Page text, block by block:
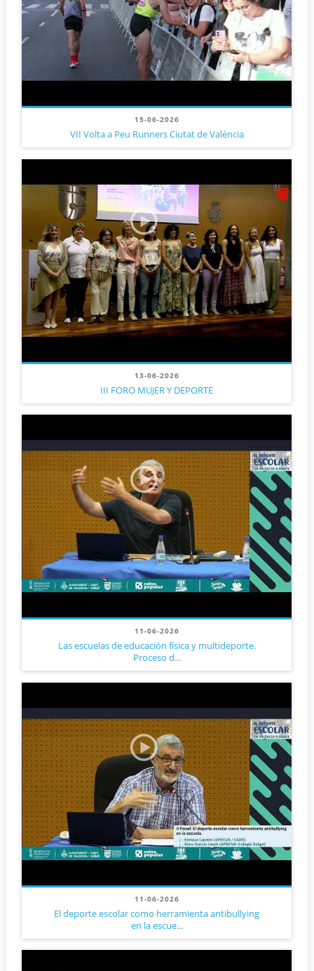
15-06-2026
VII Volta a Peu Runners Ciutat de València
13-06-2026
III FORO MUJER Y DEPORTE
11-06-2026
Las escuelas de educación física y multideporte.
Proceso d...
11-06-2026
El deporte escolar como herramienta antibullying
en la escue...